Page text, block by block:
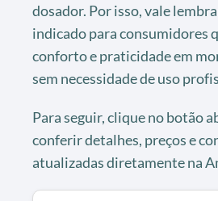
dosador. Por isso, vale
indicado para consumidores
conforto e praticidade em
sem necessidade de uso
Para seguir, clique no botão
conferir detalhes, preços e
atualizadas diretamente na